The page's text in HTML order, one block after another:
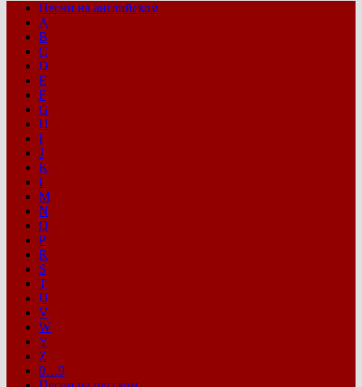
Песни на английском
A
B
C
D
E
F
G
H
I
J
K
L
M
N
O
P
R
S
T
U
V
W
Y
Z
0…9